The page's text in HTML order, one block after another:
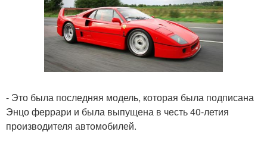
- Это была последняя модель, которая была подписана
Энцо феррари и была выпущена в честь 40-летия
производителя автомобилей.